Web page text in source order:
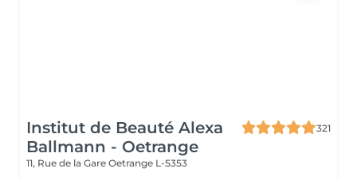
Institut de Beauté Alexa
Ballmann - Oetrange
321
11, Rue de la Gare Oetrange L-5353